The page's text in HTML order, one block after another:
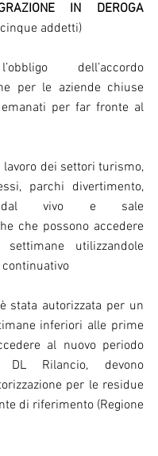
IN DEROGA
addetti)
dell’accordo
per le aziende chiuse
per far fronte al
lavoro dei settori turismo,
parchi divertimento,
dal vivo e sale
che possono accedere
utilizzandole
stata autorizzata per un
inferiori alle prime
al nuovo periodo
Rilancio, devono
per le residue
di riferimento (Regione